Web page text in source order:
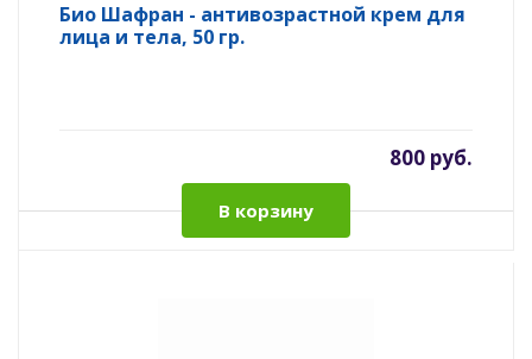
Био Шафран - антивозрастной крем для
лица и тела, 50 гр.
800 руб.
В корзину